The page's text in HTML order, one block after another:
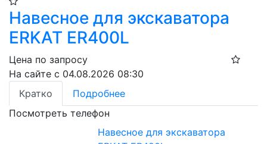
Навесное для экскаватора
ERKAT ER400L
Цена по запросу
На сайте с 04.08.2026 08:30
Кратко
Подробнее
Посмотреть телефон
Навесное для экскаватора